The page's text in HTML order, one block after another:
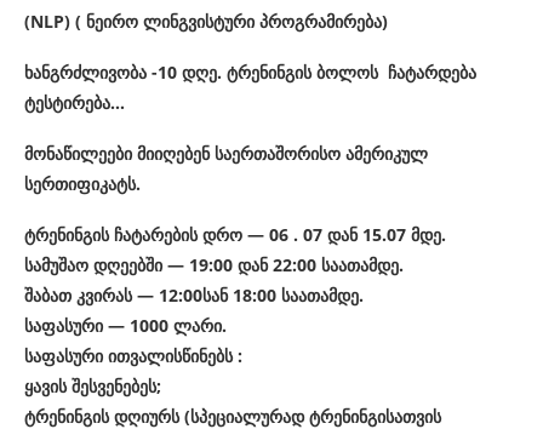
(NLP) ( ნეირო ლინგვისტური პროგრამირება)
ხანგრძლივობა -10 დღე. ტრენინგის ბოლოს ჩატარდება
ტესტირება…
მონაწილეები მიიღებენ საერთაშორისო ამერიკულ
სერთიფიკატს.
ტრენინგის ჩატარების დრო — 06 . 07 დან 15.07 მდე.
სამუშაო დღეებში — 19:00 დან 22:00 საათამდე.
შაბათ კვირას — 12:00სან 18:00 საათამდე.
საფასური — 1000 ლარი.
საფასური ითვალისწინებს :
ყავის შესვენებეს;
ტრენინგის დღიურს (სპეციალურად ტრენინგისათვის